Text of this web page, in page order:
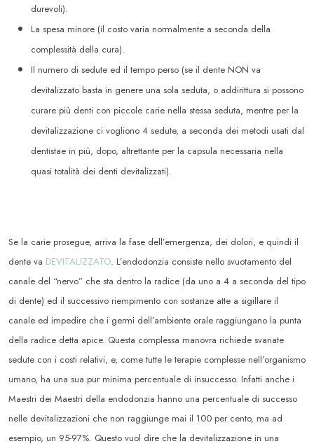
durevoli).
La spesa minore (il costo varia normalmente a seconda della
complessità della cura).
Il numero di sedute ed il tempo perso (se il dente NON va
devitalizzato basta in genere una sola seduta, o addirittura si possono
curare più denti con piccole carie nella stessa seduta, mentre per la
devitalizzazione ci vogliono 4 sedute, a seconda dei metodi usati dal
dentistae in più, dopo, altrettante per la capsula necessaria nella
quasi totalità dei denti devitalizzati).
Se la carie prosegue, arriva la fase dell’emergenza, dei dolori, e quindi il
dente va DEVITALIZZATO. L’endodonzia consiste nello svuotamento del
canale del “nervo” che sta dentro la radice (da uno a 4 a seconda del tipo
di dente) ed il successivo riempimento con sostanze atte a sigillare il
canale ed impedire che i germi dell’ambiente orale raggiungano la punta
della radice detta apice. Questa complessa manovra richiede svariate
sedute con i costi relativi, e, come tutte le terapie complesse nell’organismo
umano, ha una sua pur minima percentuale di insuccesso. Infatti anche i
Maestri dei Maestri della endodonzia hanno una percentuale di successo
nelle devitalizzazioni che non raggiunge mai il 100 per cento, ma ad
esempio, un 95-97%. Questo vuol dire che la devitalizzazione in una